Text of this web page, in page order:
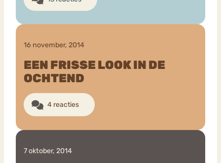
16 november, 2014
EEN FRISSE LOOK IN DE
OCHTEND
4 reacties
7 oktober, 2014